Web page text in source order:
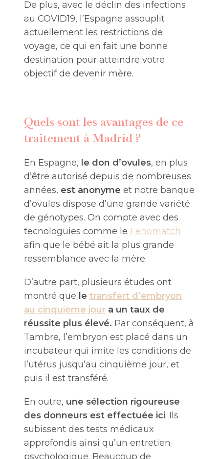
De plus, avec le déclin des infections
au COVID19, l’Espagne assouplit
actuellement les restrictions de
voyage, ce qui en fait une bonne
destination pour atteindre votre
objectif de devenir mère.
Quels sont les avantages de ce
traitement à Madrid ?
En Espagne, le don d’ovules, en plus
d’être autorisé depuis de nombreuses
années, est anonyme et notre banque
d’ovules dispose d’une grande variété
de génotypes. On compte avec des
tecnologuies comme le Fenomatch
afin que le bébé ait la plus grande
ressemblance avec la mère.
D’autre part, plusieurs études ont
montré que le transfert d’embryon
au cinquième jour a un taux de
réussite plus élevé. Par conséquent, à
Tambre, l’embryon est placé dans un
incubateur qui imite les conditions de
l’utérus jusqu’au cinquième jour, et
puis il est transféré.
En outre, une sélection rigoureuse
des donneurs est effectuée ici. Ils
subissent des tests médicaux
approfondis ainsi qu’un entretien
psychologique. Beaucoup de